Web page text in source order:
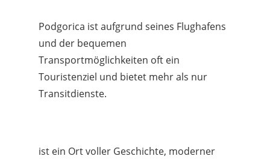
Podgorica ist aufgrund seines Flughafens
und der bequemen
Transportmöglichkeiten oft ein
Touristenziel und bietet mehr als nur
Transitdienste.
ist ein Ort voller Geschichte, moderner